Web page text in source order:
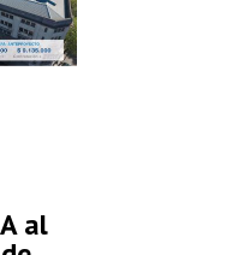
al